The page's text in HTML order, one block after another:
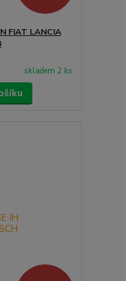
FIAT LANCIA
skladem 2 ks